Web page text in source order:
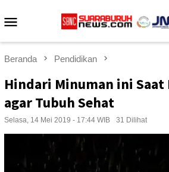
ke
Beranda Pendidikan
Hindari Minuman ini Saat
agar Tubuh Sehat
Selasa, 14 Mei 2019 - 17:44 WIB 31 Dilihat